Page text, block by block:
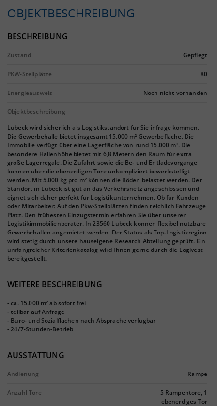
OBJEKTBESCHREIBUNG
BESCHREIBUNG
Zustand Gepflegt
PKW-Stellplätze 80
Energieausweis Noch nicht vorhanden
Objektbeschreibung
Lübeck wird sicherlich als Logistikstandort für Sie infrage kommen.
Die Gewerbehalle bietet insgesamt 15.000 m² Gewerbefläche. Die
Immobilie verfügt über eine Lagerfläche von rund 15.000 m². Die
besondere Hallenhöhe bietet mit 6,8 Metern den Raum für extra
große Lagerregale. Die Zufahrt sowie die Be- und Entladevorgänge
können über die ebenerdigen Tore unkompliziert bewerkstelligt
werden. Mit 5.000 kg pro m² können die Böden belastet werden. Der
Standort in Lübeck ist gut an das Verkehrsnetz angeschlossen und
eignet sich daher perfekt für Logistikunternehmen. Ob für Kunden
oder Mitarbeiter: Auf den Pkw-Stellplätzen finden reichlich Fahrzeuge
Platz. Den frühesten Einzugstermin erfahren Sie über unseren
Logistikimmobilienberater. In 23560 Lübeck können flexibel nutzbare
Gewerbehallen angemietet werden. Der Status als Top-Logistikregion
wird stetig durch unsere hauseigene Research Abteilung geprüft. Ein
umfangreicher Kriterienkatalog wird Ihnen gerne durch die Logivest
bereitgestellt.
WEITERE BESCHREIBUNG
- ca. 15.000 m² ab sofort frei
- teilbar auf Anfrage
- Büro- und Sozialflächen nach Absprache verfügbar
- 24/7-Stunden-Betrieb
AUSSTATTUNG
Andienung Rampe
Anzahl Tore
5 Rampentore, 1
ebenerdiges Tor